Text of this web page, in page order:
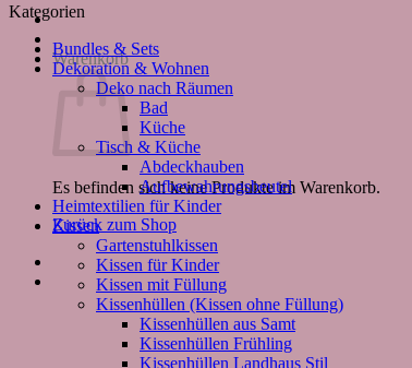
Warenkorb
Es befinden sich keine Produkte im Warenkorb.
Zurück zum Shop
Kategorien
Bundles & Sets
Dekoration & Wohnen
Deko nach Räumen
Bad
Küche
Tisch & Küche
Abdeckhauben
Aufbewahrungsbeutel
Heimtextilien für Kinder
Kissen
Gartenstuhlkissen
Kissen für Kinder
Kissen mit Füllung
Kissenhüllen (Kissen ohne Füllung)
Kissenhüllen aus Samt
Kissenhüllen Frühling
Kissenhüllen Landhaus Stil